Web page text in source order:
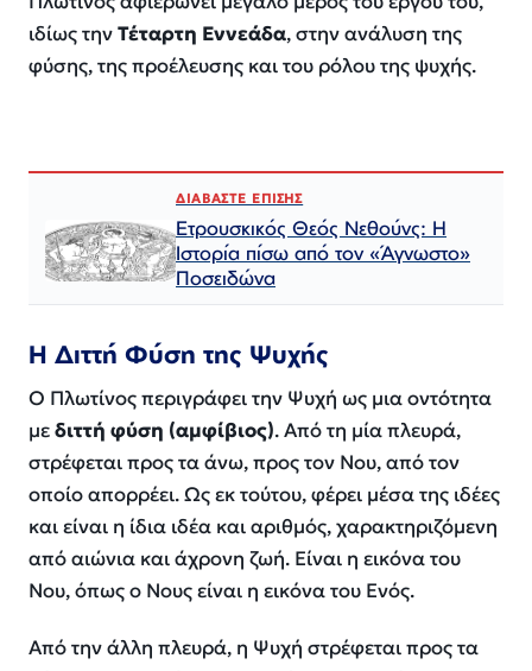
ιδίως τηνΤέταρτη Εννεάδα, στην ανάλυση της
φύσης, της προέλευσης και του ρόλου της ψυχής.
ΔΙΑΒΑΣΤΕ ΕΠΙΣΗΣ
Ετρουσκικός Θεός Νεθούνς: Η
Ιστορία πίσω από τον «Άγνωστο»
Ποσειδώνα
Η Διττή Φύση της Ψυχής
Ο Πλωτίνος περιγράφει την Ψυχή ως μια οντότητα
μεδιττή φύση (αμφίβιος). Από τη μία πλευρά,
στρέφεται προς τα άνω, προς τον Νου, από τον
οποίο απορρέει. Ως εκ τούτου, φέρει μέσα της ιδέες
και είναι η ίδια ιδέα και αριθμός, χαρακτηριζόμενη
από αιώνια και άχρονη ζωή. Είναι η εικόνα του
Νου, όπως ο Νους είναι η εικόνα του Ενός.
Από την άλλη πλευρά, η Ψυχή στρέφεται προς τα